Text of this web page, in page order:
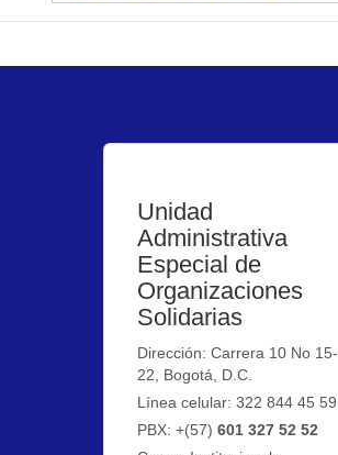
Unidad
Administrativa
Especial de
Organizaciones
Solidarias
Dirección: Carrera 10 No 15-
22, Bogotá, D.C.
Línea celular: 322 844 45 59
PBX: +(57)601 327 52 52